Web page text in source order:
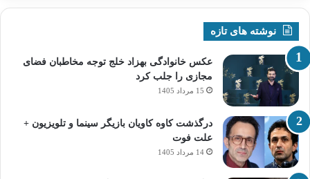
نوشته های تازه
عکس خانوادگی بهزاد خلج توجه مخاطبان فضای
مجازی را جلب کرد
15 مرداد 1405
درگذشت کاوه کاویان بازیگر سینما و تلویزیون +
علت فوت
14 مرداد 1405